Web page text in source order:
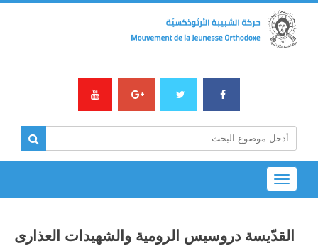
Toggle
navigation
القدّيسة دروسيس الرومية والشهيدات العذارى